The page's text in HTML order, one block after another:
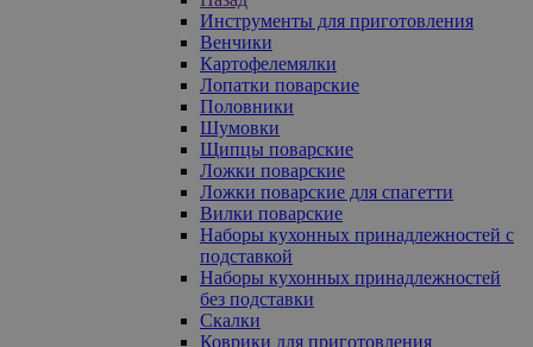
Инструменты для приготовления
Венчики
Картофелемялки
Лопатки поварские
Половники
Шумовки
Щипцы поварские
Ложки поварские
Ложки поварские для спагетти
Вилки поварские
Наборы кухонных принадлежностей с
подставкой
Наборы кухонных принадлежностей
без подставки
Скалки
Коврики для приготовления